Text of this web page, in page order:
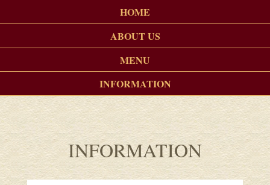
HOME
ABOUT US
MENU
INFORMATION
INFORMATION